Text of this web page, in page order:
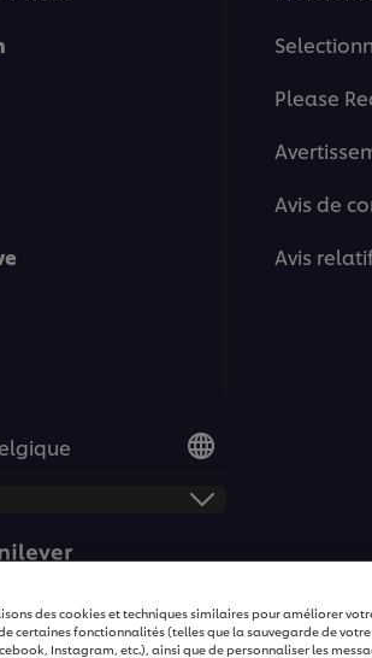
Please
Avis de
Avis
des cookies et techniques similaires pour améliorer
certaines fonctionnalités (telles que la sauvegarde de
Instagram, etc.), ainsi que de personnaliser les